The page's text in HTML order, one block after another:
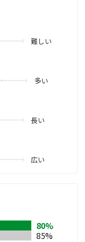
難しい
多い
長い
広い
80%
85%